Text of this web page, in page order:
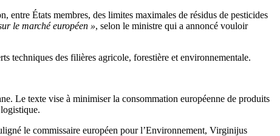
entre États membres, des limites maximales de résidus de pesticides
le marché européen », selon le ministre qui a annoncé vouloir
techniques des filières agricole, forestière et environnementale.
Le texte vise à minimiser la consommation européenne de produits
le commissaire européen pour l’Environnement, Virginijus